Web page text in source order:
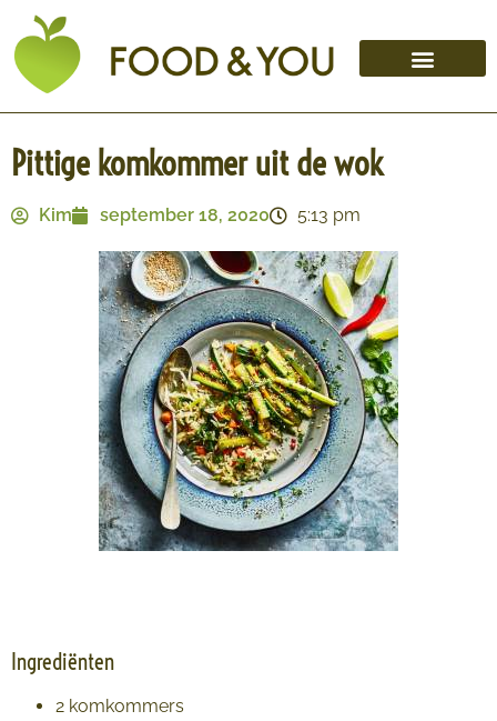
Pittige komkommer uit de wok
Kim september 18, 2020 5:13 pm
Ingrediënten
2 komkommers